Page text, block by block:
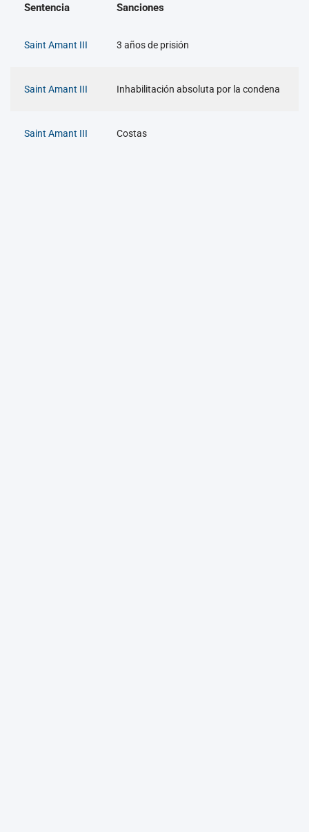
Sentencia Sanciones
Saint Amant III 3 años de prisión
Saint Amant III Inhabilitación absoluta por la condena
Saint Amant III Costas